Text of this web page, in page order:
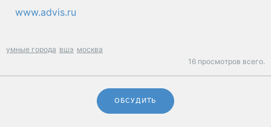
www.advis.ru
умные города вшэ москва
16 просмотров всего.
ОБСУДИТЬ